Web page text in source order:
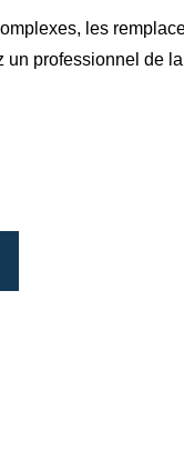
les
professionnel de